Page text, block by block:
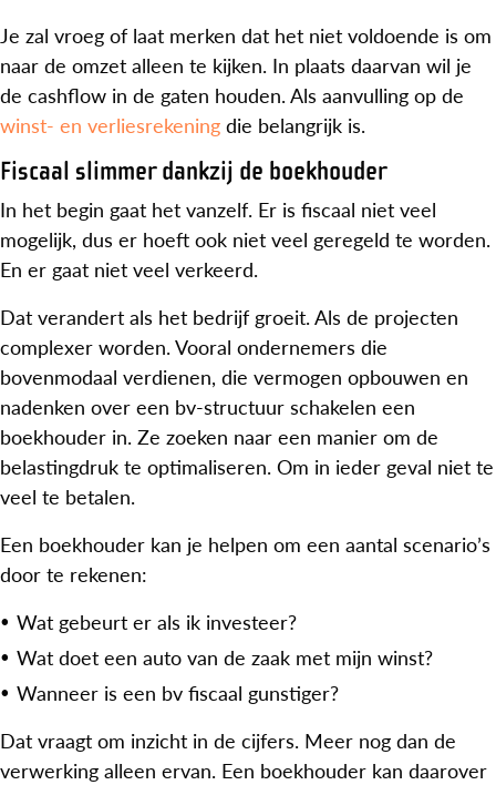
Je zal vroeg of laat merken dat het niet voldoende is om
naar de omzet alleen te kijken. In plaats daarvan wil je
de cashflow in de gaten houden. Als aanvulling op de
winst- en verliesrekening die belangrijk is.
Fiscaal slimmer dankzij de boekhouder
In het begin gaat het vanzelf. Er is fiscaal niet veel
mogelijk, dus er hoeft ook niet veel geregeld te worden.
En er gaat niet veel verkeerd.
Dat verandert als het bedrijf groeit. Als de projecten
complexer worden. Vooral ondernemers die
bovenmodaal verdienen, die vermogen opbouwen en
nadenken over een bv-structuur schakelen een
boekhouder in. Ze zoeken naar een manier om de
belastingdruk te optimaliseren. Om in ieder geval niet te
veel te betalen.
Een boekhouder kan je helpen om een aantal scenario’s
door te rekenen:
Wat gebeurt er als ik investeer?
Wat doet een auto van de zaak met mijn winst?
Wanneer is een bv fiscaal gunstiger?
Dat vraagt om inzicht in de cijfers. Meer nog dan de
verwerking alleen ervan. Een boekhouder kan daarover